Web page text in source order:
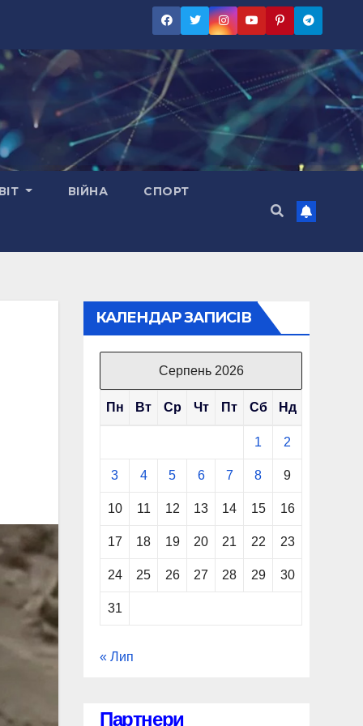
ВІЙНА СПОРТ
КАЛЕНДАР ЗАПИСІВ
Серпень 2026
Пн Вт Ср Чт Пт Сб Нд
1 2
3 4 5 6 7 8 9
10 11 12 13 14 15 16
17 18 19 20 21 22 23
24 25 26 27 28 29 30
31
« Лип
Партнери